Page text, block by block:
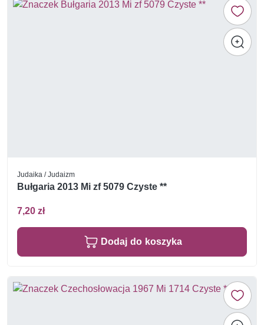
Judaika / Judaizm
Bułgaria 2013 Mi zf 5079 Czyste **
7,20 zł
Dodaj do koszyka